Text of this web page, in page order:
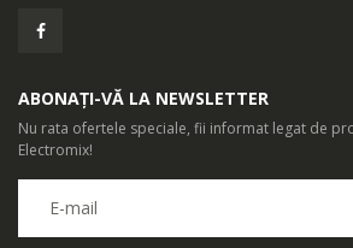
ABONAȚI-VĂ LA NEWSLETTER
Nu rata ofertele speciale, fii informat legat de
Electromix!